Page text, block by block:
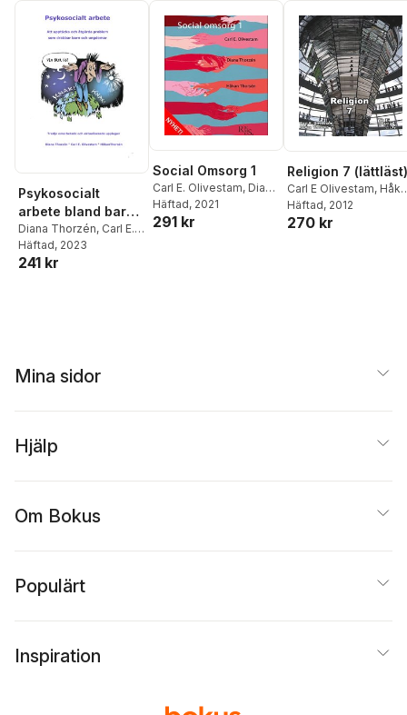
Psykosocialt
arbete bland barn
och ungdomar
Diana Thorzén, Carl E.
Olivestam,Håkan
Thorsén
Häftad, 2023
241 kr
Social Omsorg 1
Carl E. Olivestam, Diana
Thorzén,Håkan
Thorsén
Häftad, 2021
291 kr
Religion 7 (lättläst)
Carl E Olivestam,
Thorsén
Häftad, 2012
270 kr
Mina sidor
Hjälp
Om Bokus
Populärt
Inspiration